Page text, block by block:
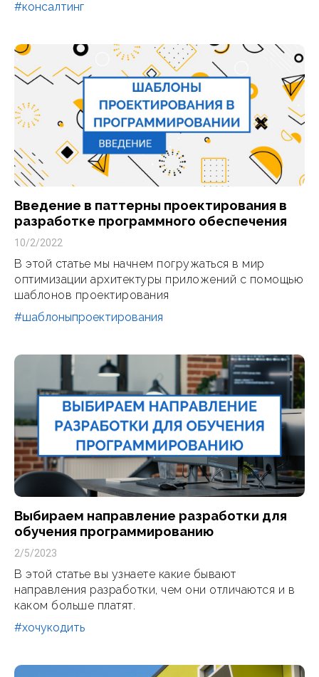
#консалтинг
Введение в паттерны проектирования в
разработке программного обеспечения
10/2/2022
В этой статье мы начнем погружаться в мир
оптимизации архитектуры приложений с помощью
шаблонов проектирования
#шаблоныпроектирования
Выбираем направление разработки для
обучения программированию
2/5/2023
В этой статье вы узнаете какие бывают
направления разработки, чем они отличаются и в
каком больше платят.
#хочукодить